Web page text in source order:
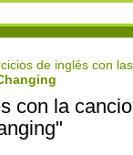
de inglés con
con la